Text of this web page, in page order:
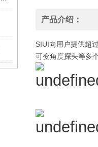
产品介绍：
SIUI向用户提供超
可变角度探头等多